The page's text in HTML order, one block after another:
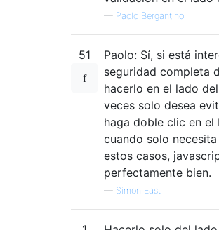
— Paolo Bergantino
51
Paolo: Sí, si está
seguridad completa
hacerlo en el lado
veces solo desea
haga doble clic en el
cuando solo
estos casos,
perfectamente bien.
— Simon East